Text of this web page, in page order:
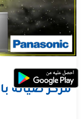
مركز صيانة